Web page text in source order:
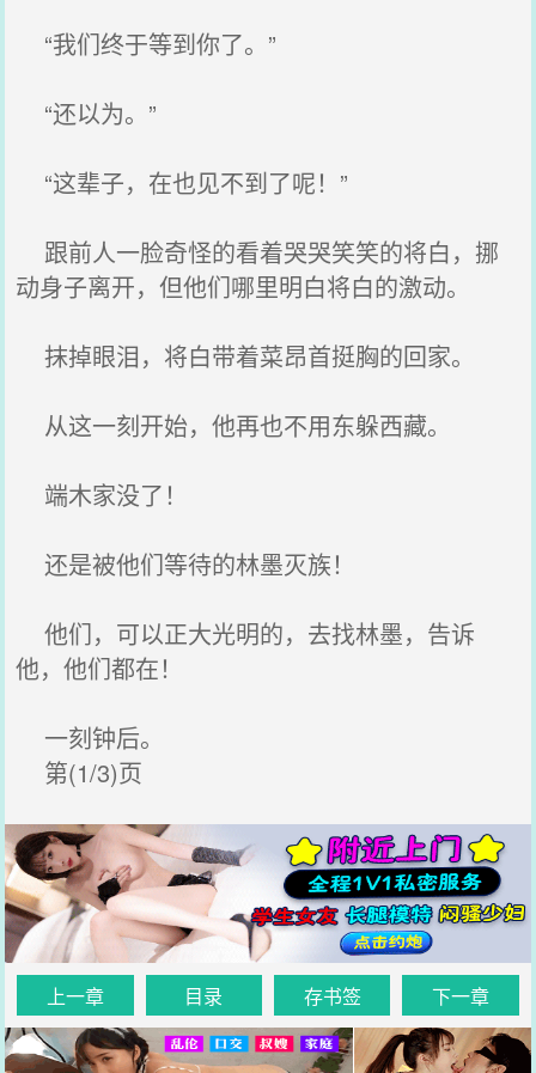
“我们终于等到你了。”
“还以为。”
“这辈子，在也见不到了呢！”
跟前人一脸奇怪的看着哭哭笑笑的将白，挪
动身子离开，但他们哪里明白将白的激动。
抹掉眼泪，将白带着菜昂首挺胸的回家。
从这一刻开始，他再也不用东躲西藏。
端木家没了！
还是被他们等待的林墨灭族！
他们，可以正大光明的，去找林墨，告诉
他，他们都在！
一刻钟后。
第(1/3)页
上一章 目录 存书签 下一章